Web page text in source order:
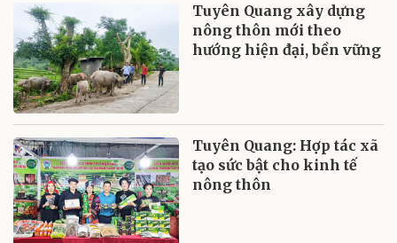
Tuyên Quang xây dựng
nông thôn mới theo
hướng hiện đại, bền vững
Tuyên Quang: Hợp tác xã
tạo sức bật cho kinh tế
nông thôn